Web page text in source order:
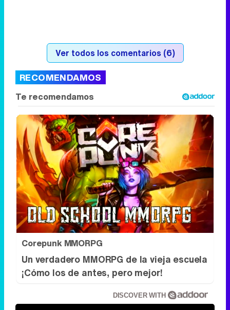
Ver todos los comentarios (6)
RECOMENDAMOS
Corepunk MMORPG
Un verdadero MMORPG de la vieja escuela
¡Cómo los de antes, pero mejor!
DISCOVER WITH